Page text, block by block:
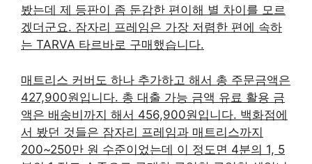
봤는데 제 등판이 좀 둔감한 편이해 별 차이를 모르
겠더군요. 잠자리 프레임은 가장 저렴한 편에 속하
는 TARVA 타르바로 구매했습니다.
매트리스 커버도 하나 추가하고 해서 총 주문금액은
427,900원입니다. 총 대출 가능 금액 유료 활용 금
액은 배송비까지 해서 456,900원입니다. 백화점에
서 봤던 것들은 잠자리 프레임과 매트리스까지
200~250만 원 수준이었는데 이 정도면 4분의 1, 5